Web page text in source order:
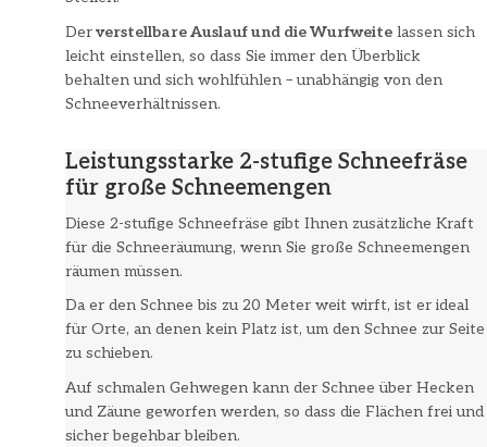
Derverstellbare Auslauf und die Wurfweite lassen sich
leicht einstellen, so dass Sie immer den Überblick
behalten und sich wohlfühlen – unabhängig von den
Schneeverhältnissen.
Leistungsstarke 2-stufige Schneefräse
für große Schneemengen
Diese 2-stufige Schneefräse gibt Ihnen zusätzliche Kraft
für die Schneeräumung, wenn Sie große Schneemengen
räumen müssen.
Da er den Schnee bis zu 20 Meter weit wirft, ist er ideal
für Orte, an denen kein Platz ist, um den Schnee zur Seite
zu schieben.
Auf schmalen Gehwegen kann der Schnee über Hecken
und Zäune geworfen werden, so dass die Flächen frei und
sicher begehbar bleiben.